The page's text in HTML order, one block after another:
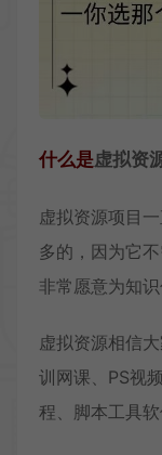
什么是虚拟资
虚拟资源项目
多的，因为它
非常愿意为知
虚拟资源相信
训网课、PS视
程、脚本工具软